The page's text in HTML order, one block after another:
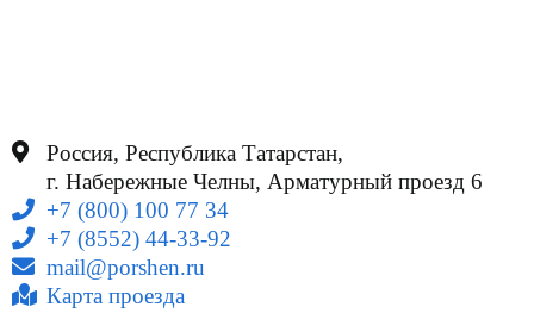
Россия, Республика Татарстан,
г. Набережные Челны, Арматурный проезд 6
+7 (800) 100 77 34
+7 (8552) 44-33-92
mail@porshen.ru
Карта проезда